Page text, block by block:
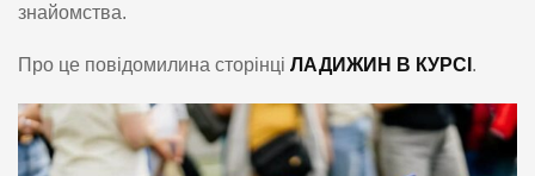
знайомства.
Про це повідомилина сторінці ЛАДИЖИН В КУРСІ .